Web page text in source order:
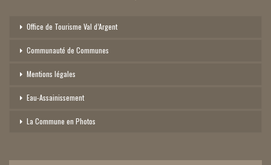
Office de Tourisme Val d’Argent
Communauté de Communes
Mentions légales
Eau-Assainissement
La Commune en Photos